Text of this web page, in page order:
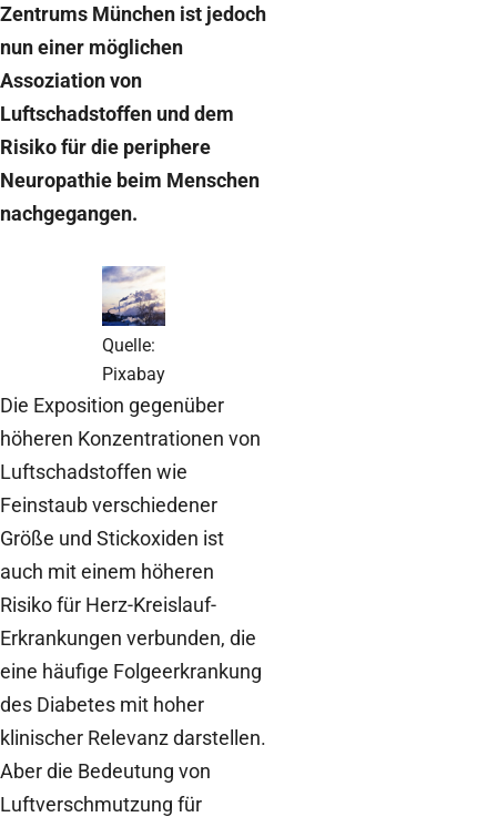
Zentrums München ist jedoch
nun einer möglichen
Assoziation von
Luftschadstoffen und dem
Risiko für die periphere
Neuropathie beim Menschen
nachgegangen.
Quelle:
Pixabay
Die Exposition gegenüber
höheren Konzentrationen von
Luftschadstoffen wie
Feinstaub verschiedener
Größe und Stickoxiden ist
auch mit einem höheren
Risiko für Herz-Kreislauf-
Erkrankungen verbunden, die
eine häufige Folgeerkrankung
des Diabetes mit hoher
klinischer Relevanz darstellen.
Aber die Bedeutung von
Luftverschmutzung für